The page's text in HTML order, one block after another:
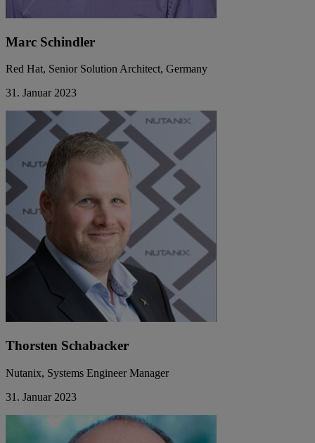
Marc Schindler
Red Hat, Senior Solution Architect, Germany
31. Januar 2023
Thorsten Schabacker
Nutanix, Systems Engineer Manager
31. Januar 2023